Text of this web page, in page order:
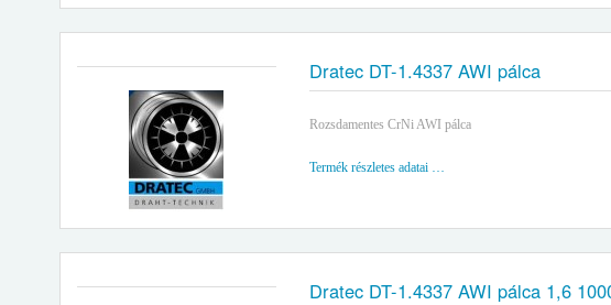
Dratec DT-1.4337 AWI pálca
Rozsdamentes CrNi AWI pálca
Termék részletes adatai …
Dratec DT-1.4337 AWI pálca 1,6